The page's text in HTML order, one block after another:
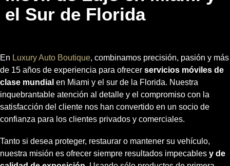
el Sur de Florida
En Luxury Auto Boutique, combinamos precisión, pasión y más
de 15 años de experiencia para ofrecer servicios móviles de
clase mundial en Miami y el sur de la Florida. Nuestra
inquebrantable atención al detalle y el compromiso con la
satisfacción del cliente nos han convertido en un socio de
confianza para los clientes privados y comerciales.
Tanto si desea proteger, restaurar o mantener su vehículo,
nuestra misión es ofrecer siempre resultados impecables y de